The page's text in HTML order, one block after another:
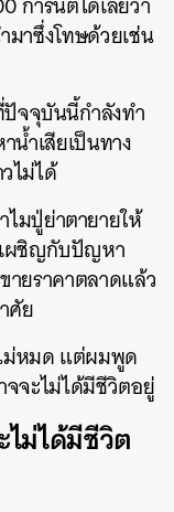
มาซึ่งโทษด้วยเช่น
ปัจจุบันนี้กำลังทำ
ำเสียเป็นทาง
ไม่ได้
มปู่ย่าตายายให้
ผชิญกับปัญหา
ายราคาตลาดแล้ว
ศัย
ม่หมด แต่ผมพูด
จะไม่ได้มีชีวิตอยู่
ไม่ได้มีชีวิต